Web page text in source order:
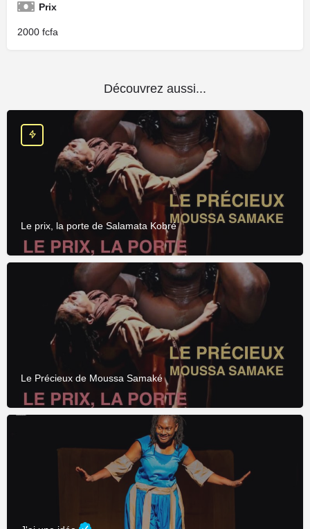
Prix
2000
Découvrez aussi...
Le prix, la porte de Salamata Kobré
Le Précieux de Moussa Samaké